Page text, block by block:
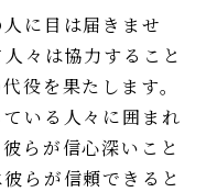
に目は届きませ
々は協力すること
役を果たします。
いる人々に囲まれ
らが信心深いこと
らが信頼できると